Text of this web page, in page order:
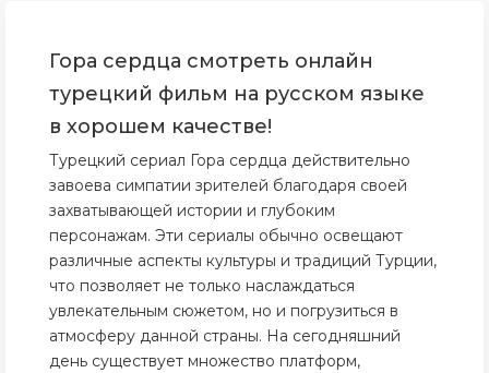
Гора сердца смотреть онлайн
турецкий фильм на русском языке
в хорошем качестве!
Турецкий сериал Гора сердца действительно
завоева симпатии зрителей благодаря своей
захватывающей истории и глубоким
персонажам. Эти сериалы обычно освещают
различные аспекты культуры и традиций Турции,
что позволяет не только наслаждаться
увлекательным сюжетом, но и погрузиться в
атмосферу данной страны. На сегодняшний
день существует множество платформ,